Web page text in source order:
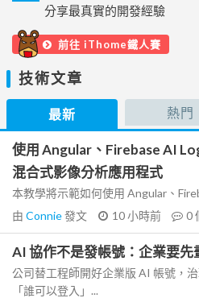
分享最真實的開發經驗
前往 iThome鐵人賽
技術文章
最新 熱門
使用 Angular、Firebase AI
混合式影像分析應用程式
本教學將示範如何使用 Angular、
由 Connie發文 10 小時前 0
AI 協作不是發帳號：企業要先
公司替工程師開好企業版 AI 帳號，
「誰可以登入」...